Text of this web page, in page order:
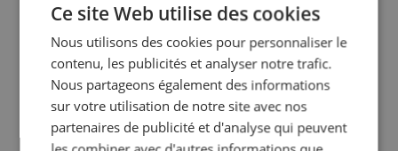
Marquage:
Palan à levier PLH-S2
Ce site Web utilise des cookies
Nous utilisons des cookies pour personnaliser le
contenu, les publicités et analyser notre trafic.
Nous partageons également des informations
sur votre utilisation de notre site avec nos
partenaires de publicité et d'analyse qui peuvent